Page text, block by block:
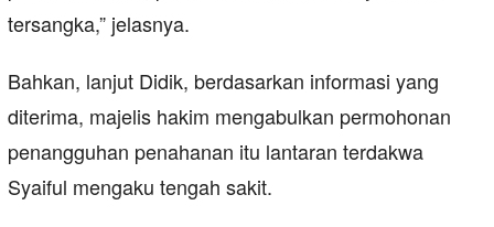
tersangka,” jelasnya.
Bahkan, lanjut Didik, berdasarkan informasi yang
diterima, majelis hakim mengabulkan permohonan
penangguhan penahanan itu lantaran terdakwa
Syaiful mengaku tengah sakit.